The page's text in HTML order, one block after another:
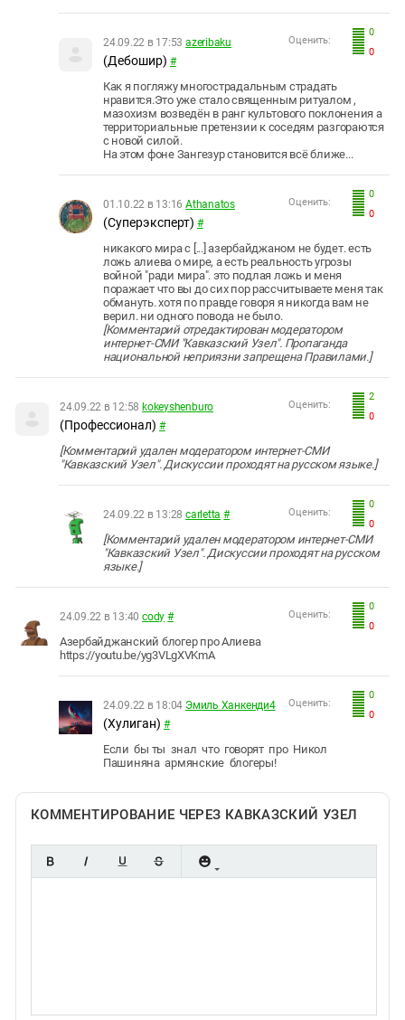
0
0
Оценить:
24.09.22 в 17:53 azeribaku
(Дебошир) #
Как я погляжу многострадальным страдать
нравится.Это уже стало священным ритуалом ,
мазохизм возведён в ранг культового поклонения а
территориальные претензии к соседям разгораются
с новой силой.
На этом фоне Зангезур становится всё ближе...
0
0
Оценить:
01.10.22 в 13:16 Athanatos
(Суперэксперт) #
никакого мира с [...] азербайджаном не будет. есть
ложь алиева о мире, а есть реальность угрозы
войной "ради мира". это подлая ложь и меня
поражает что вы до сих пор рассчитываете меня так
обмануть. хотя по правде говоря я никогда вам не
верил. ни одного повода не было.
[Комментарий отредактирован модератором
интернет-СМИ "Кавказский Узел". Пропаганда
национальной неприязни запрещена Правилами.]
2
0
Оценить:
24.09.22 в 12:58 kokeyshenburo
(Профессионал) #
[Комментарий удален модератором интернет-СМИ
"Кавказский Узел". Дискуссии проходят на русском языке.]
0
0
Оценить:
24.09.22 в 13:28 carletta #
[Комментарий удален модератором интернет-СМИ
"Кавказский Узел". Дискуссии проходят на русском
языке.]
0
0
Оценить:
24.09.22 в 13:40 cody #
Азербайджанский блогер про Алиева
https://youtu.be/yg3VLgXVKmA
0
0
Оценить:
24.09.22 в 18:04 Эмиль Ханкенди4
(Хулиган) #
Если бы ты знал что говорят про Никол
Пашиняна армянские блогеры!
КОММЕНТИРОВАНИЕ ЧЕРЕЗ КАВКАЗСКИЙ УЗЕЛ